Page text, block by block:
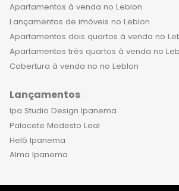
Apartamentos à venda no Leblon
Lançamentos de imóveis no Leblon
Apartamentos dois quartos à venda no
Apartamentos três quartos à venda no
Cobertura à venda no no Leblon
Lançamentos
Ipa Studio Design Ipanema
Palacete Modesto Leal
Helô Ipanema
Alma Ipanema